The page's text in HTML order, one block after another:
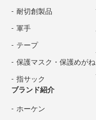
耐切創製品
軍手
テープ
保護マスク・保護めがね
指サック
ブランド紹介
ホーケン